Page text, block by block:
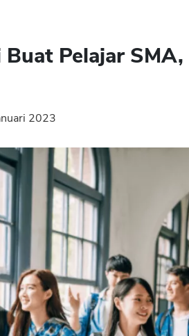
Pelajar
2023